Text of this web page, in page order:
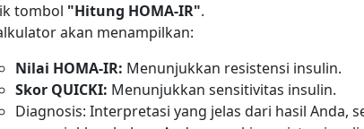
tombol "Hitung HOMA-IR".
akan menampilkan:
Nilai HOMA-IR: Menunjukkan resistensi insulin.
Skor QUICKI: Menunjukkan sensitivitas insulin.
Diagnosis: Interpretasi yang jelas dari hasil Anda,